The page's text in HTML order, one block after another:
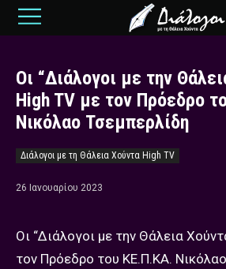
Οι “Διάλογοι με την
High TV με τον Πρόεδρο
Νικόλαο Τσεμπερλίδη
Διάλογοι με τη Θάλεια Χούντα High TV
26 Ιανουαρίου 2023
Οι “Διάλογοι με την Θάλεια
τον Πρόεδρο του ΚΕ.Π.ΚΑ.